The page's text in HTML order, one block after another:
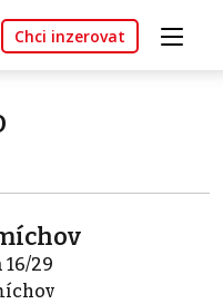
Chci inzerovat
29